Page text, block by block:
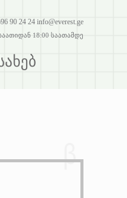
90 24 24 info@everest.ge
18:00 საათამდე